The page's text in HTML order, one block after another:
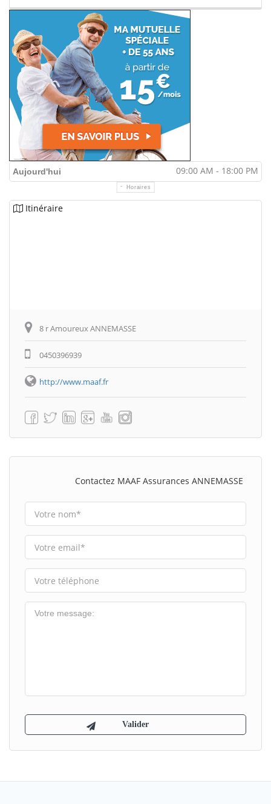
Aujourd'hui 09:00 AM - 18:00 PM
Horaires
Itinéraire
8 r Amoureux ANNEMASSE
0450396939
http://www.maaf.fr
Contactez MAAF Assurances ANNEMASSE